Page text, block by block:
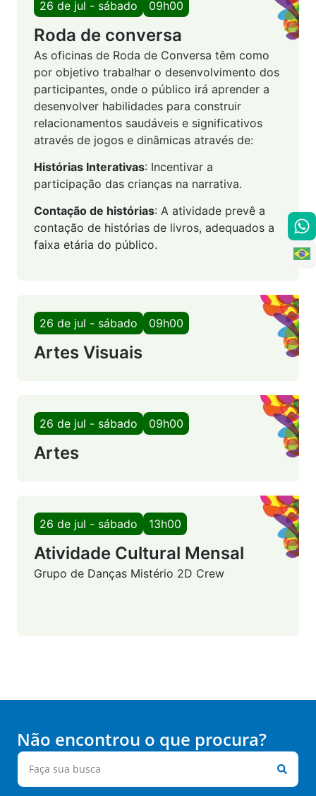
26 de jul - sábado 09h00
Roda de conversa
As oficinas de Roda de Conversa têm como
por objetivo trabalhar o desenvolvimento dos
participantes, onde o público irá aprender a
desenvolver habilidades para construir
relacionamentos saudáveis e significativos
através de jogos e dinâmicas através de:
Histórias Interativas: Incentivar a
participação das crianças na narrativa.
Contação de histórias: A atividade prevê a
contação de histórias de livros, adequados a
faixa etária do público.
26 de jul - sábado 09h00
Artes Visuais
26 de jul - sábado 09h00
Artes
26 de jul - sábado 13h00
Atividade Cultural Mensal
Grupo de Danças Mistério 2D Crew
Não encontrou o que procura?